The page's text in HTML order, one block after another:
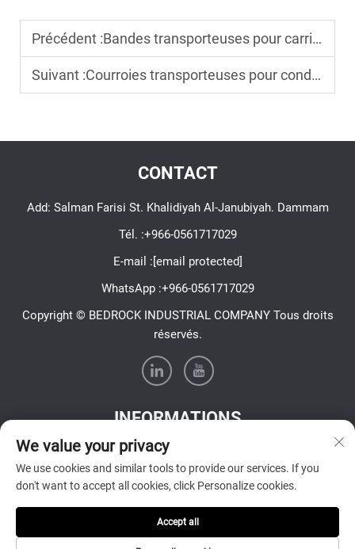
Précédent :Bandes transporteuses pour carrières : des solutions durables pour le transport de roches dures et de granulats
Suivant :Courroies transporteuses pour conditions désertiques : résistance à la poussière, à la chaleur et au sable dans les environnements arides
CONTACT
Add: Salman Farisi St. Khalidiyah Al-Janubiyah. Dammam
Tél. :+966-0561717029
E-mail :[email protected]
WhatsApp :+966-0561717029
Copyright © BEDROCK INDUSTRIAL COMPANY Tous droits
réservés.
INFORMATIONS
Inscrivez-vous pour recevoir notre newsletter hebdomadaire
Envoyer
We value your privacy
We use cookies and similar tools to provide our services. If you
don't want to accept all cookies, click Personalize cookies.
Accept all